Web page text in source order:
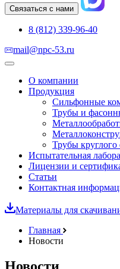
Связаться с нами
8 (812) 339-96-40
mail@npc-53.ru
О компании
Продукция
Сильфонные
Трубы и
Трубы
Испытательная
Лицензии и
Статьи
Контактная
Материалы для
Главная
Новости